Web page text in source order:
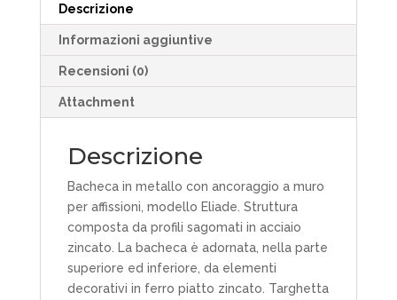
Descrizione
Informazioni aggiuntive
Recensioni (0)
Attachment
Descrizione
Bacheca in metallo con ancoraggio a muro
per affissioni, modello Eliade. Struttura
composta da profili sagomati in acciaio
zincato. La bacheca è adornata, nella parte
superiore ed inferiore, da elementi
decorativi in ferro piatto zincato. Targhetta